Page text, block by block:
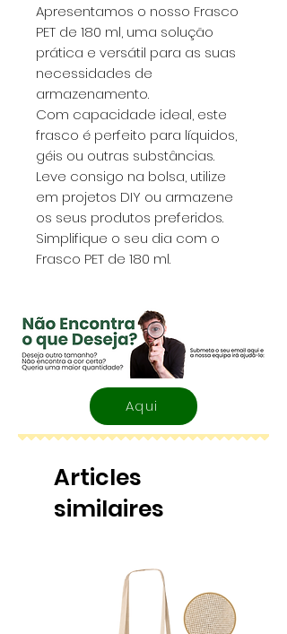
Apresentamos o nosso Frasco
PET de 180 ml, uma solução
prática e versátil para as suas
necessidades de
armazenamento.
Com capacidade ideal, este
frasco é perfeito para líquidos,
géis ou outras substâncias.
Leve consigo na bolsa, utilize
em projetos DIY ou armazene
os seus produtos preferidos.
Simplifique o seu dia com o
Frasco PET de 180 ml.
Aqui
Articles
similaires